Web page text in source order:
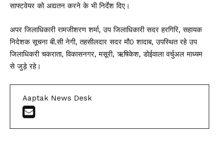
साफ्टवेयर को अद्यतन करने के भी निर्देश दिए।
अपर जिलाधिकारी रामजीशरण शर्मा, उप जिलाधिकारी सदर हरगिरि, सहायक
निदेशक सूचना बी.सी नेगी, तहसीलदार सदर मौ0 शादाब, उपस्थित रहे उप
जिलाधिकरी चकराता, विकासनगर, मसूरी, ऋषिकेश, डोईवाला वर्चुअल माध्यम
से जुड़े रहे।
Aaptak News Desk